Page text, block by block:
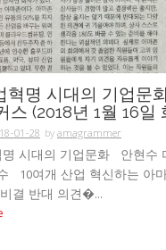
혁명 시대의 기업문
스 (2018년 1월 16일
01-28 byamagrammer
시대의 기업문화 안현수
10여개 산업 혁신하는 아
결 반대 의견�...